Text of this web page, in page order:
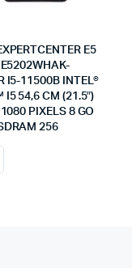
E5
I5-11500B INTEL®
I5 54,6 CM (21.5″)
PIXELS 8 GO
256